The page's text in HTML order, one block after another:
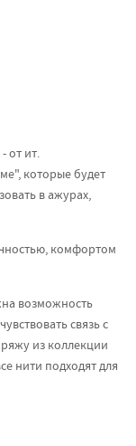
от ит.
которые будет
в ажурах,
комфортом
возможность
связь с
из коллекции
нити подходят для